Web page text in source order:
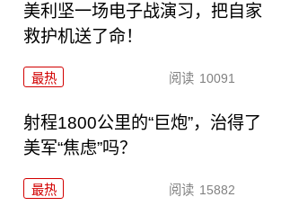
美利坚一场电子战演习，把自家
救护机送了命！
最热 阅读 10091
射程1800公里的“巨炮”，治得了
美军“焦虑”吗？
最热 阅读 15882